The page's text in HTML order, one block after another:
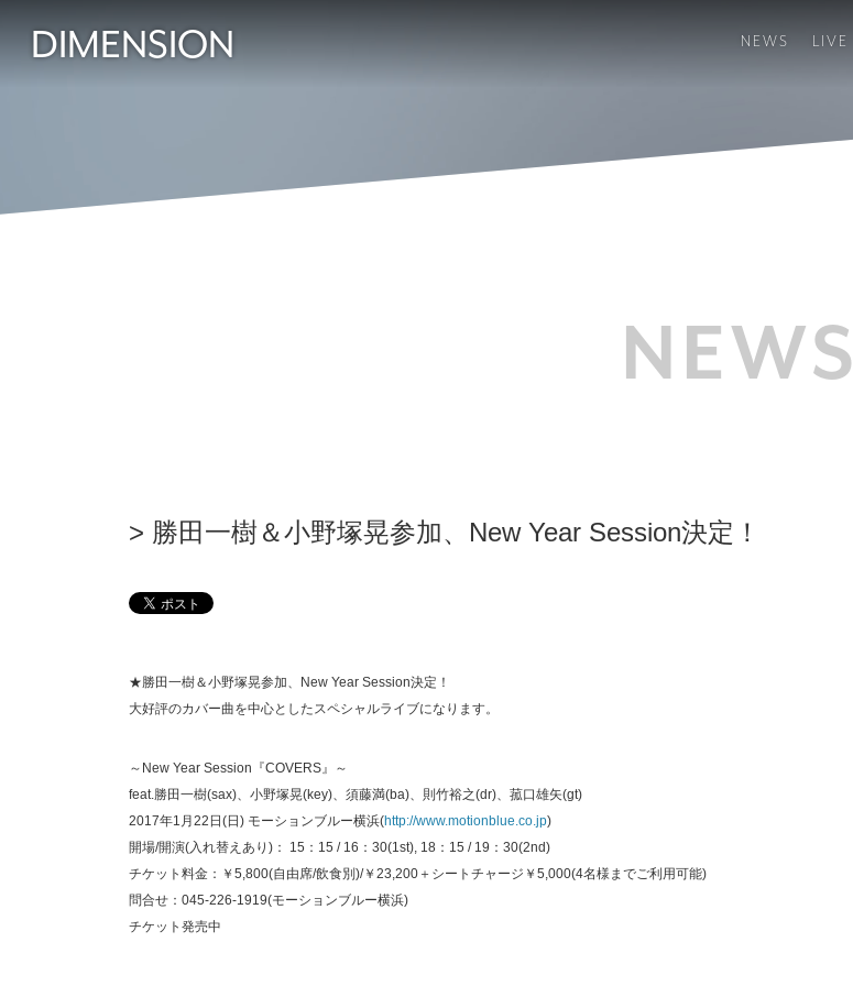
DIMENSION NEWS LIVE
NEWS
勝田一樹＆小野塚晃参加、New Year Session決定！
★勝田一樹＆小野塚晃参加、New Year Session決定！
大好評のカバー曲を中心としたスペシャルライブになります。
～New Year Session『COVERS』～
feat.勝田一樹(sax)、小野塚晃(key)、須藤満(ba)、則竹裕之(dr)、菰口雄矢(gt)
2017年1月22日(日) モーションブルー横浜(http://www.motionblue.co.jp)
開場/開演(入れ替えあり)： 15：15 / 16：30(1st), 18：15 / 19：30(2nd)
チケット料金：￥5,800(自由席/飲食別)/￥23,200＋シートチャージ￥5,000(4名様までご利用可能)
問合せ：045-226-1919(モーションブルー横浜)
チケット発売中